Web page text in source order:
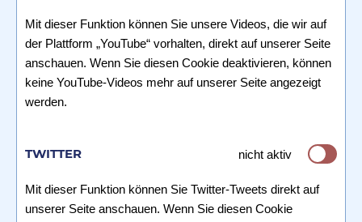
Mit dieser Funktion können Sie unsere Videos, die wir auf
der Plattform „YouTube“ vorhalten, direkt auf unserer Seite
anschauen. Wenn Sie diesen Cookie deaktivieren, können
keine YouTube-Videos mehr auf unserer Seite angezeigt
werden.
TWITTER nicht aktiv
Mit dieser Funktion können Sie Twitter-Tweets direkt auf
unserer Seite anschauen. Wenn Sie diesen Cookie